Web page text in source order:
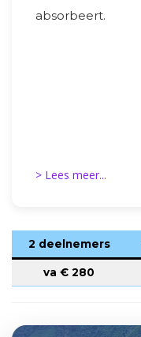
absorbeert.
> Lees meer...
2 deelnemers
va € 280